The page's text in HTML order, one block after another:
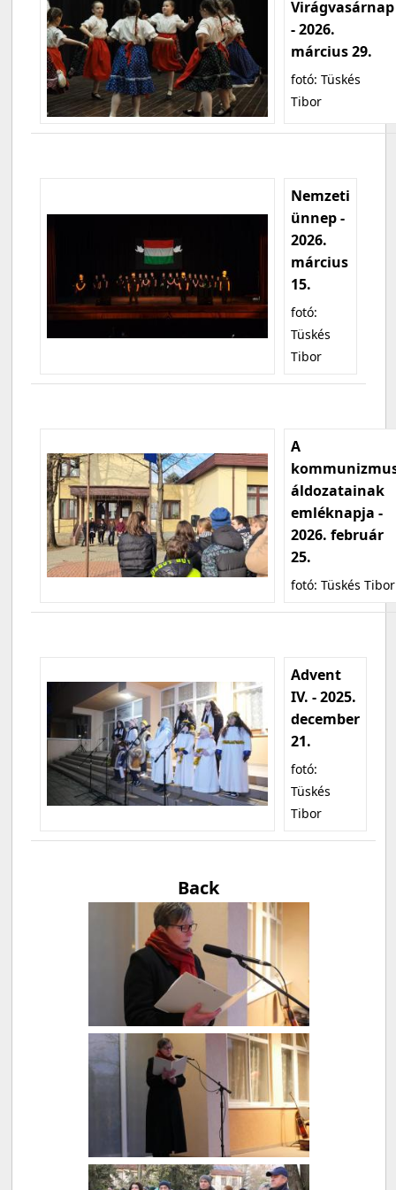
Virágvasárnap
- 2026.
március 29.
fotó: Tüskés
Tibor
Nemzeti
ünnep -
2026.
március
15.
fotó:
Tüskés
Tibor
A
áldozatainak
emléknapja -
2026. február
25.
fotó: Tüskés Tibor
Advent
IV. - 2025.
december
21.
fotó:
Tüskés
Tibor
Back